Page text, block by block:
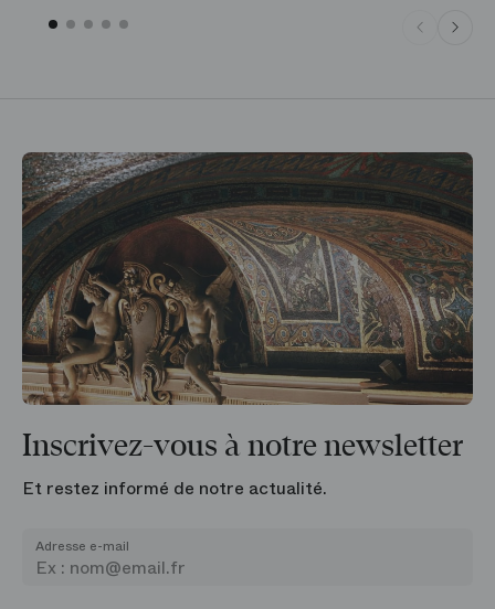
Inscrivez-vous à notre newsletter
Et restez informé de notre actualité.
Adresse e-mail